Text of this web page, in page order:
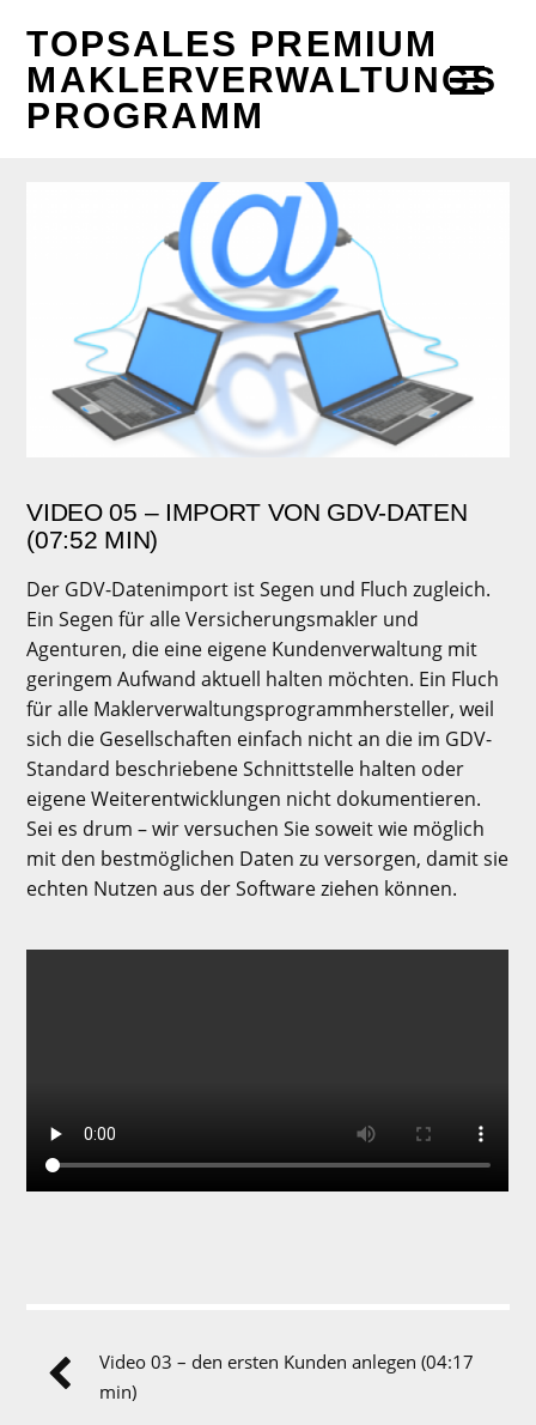
TOPSALES PREMIUM
MAKLERVERWALTUNGS
PROGRAMM
VIDEO 05 – IMPORT VON GDV-DATEN
(07:52 MIN)
Der GDV-Datenimport ist Segen und Fluch zugleich.
Ein Segen für alle Versicherungsmakler und
Agenturen, die eine eigene Kundenverwaltung mit
geringem Aufwand aktuell halten möchten. Ein Fluch
für alle Maklerverwaltungsprogrammhersteller, weil
sich die Gesellschaften einfach nicht an die im GDV-
Standard beschriebene Schnittstelle halten oder
eigene Weiterentwicklungen nicht dokumentieren.
Sei es drum – wir versuchen Sie soweit wie möglich
mit den bestmöglichen Daten zu versorgen, damit sie
echten Nutzen aus der Software ziehen können.
Video 03 – den ersten Kunden anlegen (04:17
min)